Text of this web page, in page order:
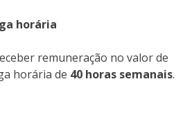
horária
remuneração no valor de
horária de 40 horas semanais.